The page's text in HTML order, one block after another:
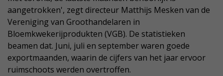
aangetrokken', zegt directeur Matthijs Mesken van de
Vereniging van Groothandelaren in
Bloemkwekerijprodukten (VGB). De statistieken
beamen dat. Juni, juli en september waren goede
exportmaanden, waarin de cijfers van het jaar ervoor
ruimschoots werden overtroffen.